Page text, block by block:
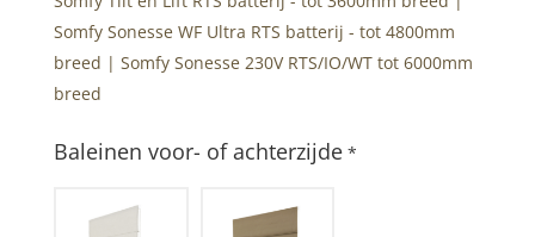
Somfy Sonesse WF Ultra RTS batterij - tot 4800mm
breed | Somfy Sonesse 230V RTS/IO/WT tot 6000mm
breed
Baleinen voor- of achterzijde*